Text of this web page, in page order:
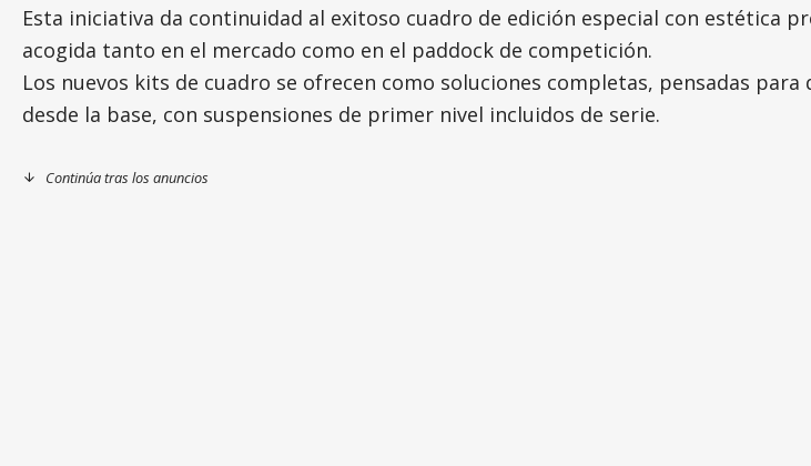
Esta iniciativa da continuidad al exitoso cuadro de edición especial con estética
acogida tanto en el mercado como en el paddock de competición.
Los nuevos kits de cuadro se ofrecen como soluciones completas, pensadas
desde la base, con suspensiones de primer nivel incluidos de serie.
Continúa tras los anuncios